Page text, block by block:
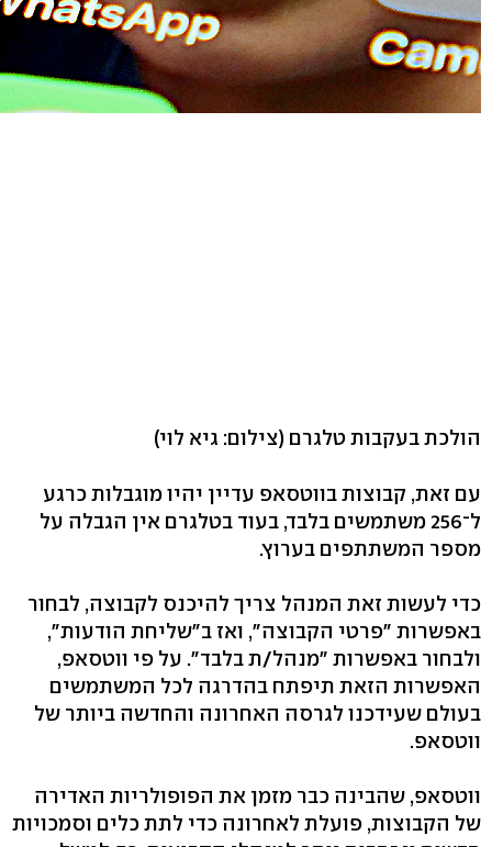
הולכת בעקבות טלגרם (צילום: גיא לוי)
עם זאת, קבוצות בווטסאפ עדיין יהיו מוגבלות כרגע
ל־256 משתמשים בלבד, בעוד בטלגרם אין הגבלה על
מספר המשתתפים בערוץ.
כדי לעשות זאת המנהל צריך להיכנס לקבוצה, לבחור
באפשרות "פרטי הקבוצה", ואז ב"שליחת הודעות",
ולבחור באפשרות "מנהל/ת בלבד". על פי ווטסאפ,
האפשרות הזאת תיפתח בהדרגה לכל המשתמשים
בעולם שעידכנו לגרסה האחרונה והחדשה ביותר של
ווטסאפ.
ווטסאפ, שהבינה כבר מזמן את הפופולריות האדירה
של הקבוצות, פועלת לאחרונה כדי לתת כלים וסמכויות